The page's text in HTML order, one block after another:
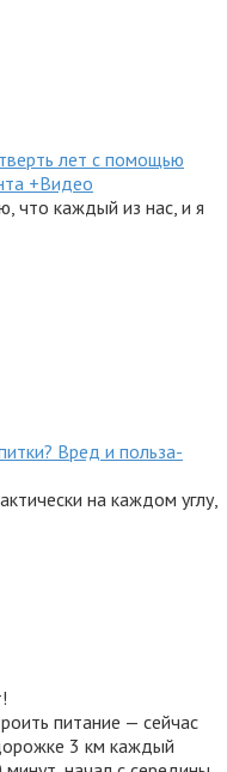
лет с помощью
+Видео
что каждый из нас, и я
Вред и польза-
на каждом углу,
питание — сейчас
3 км каждый